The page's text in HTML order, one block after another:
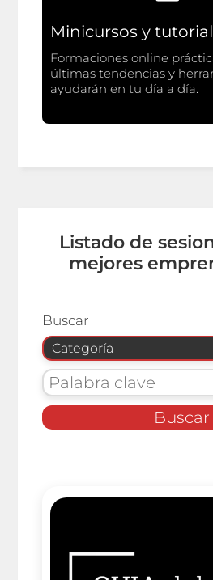
Minicursos y
Formaciones online
últimas tendencias y
ayudarán en tu día a día.
Listado de
mejores
Buscar